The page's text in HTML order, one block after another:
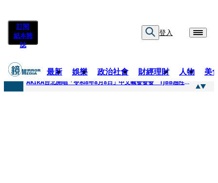
訂閱
紙本雜
誌
登入
最新 娛樂 政治社會 財經理財 人物 美
快訊
AKIRA台北開唱「令和8年8月8日」中文喊發發發 TJBB感性喊「謝謝AKIRA桑」